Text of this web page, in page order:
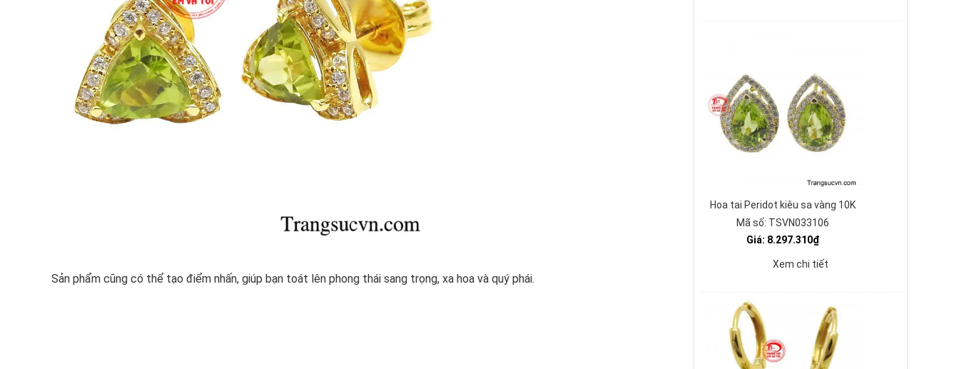
Sản phẩm cũng có thể tạo điểm nhấn, giúp bạn toát lên phong thái sang trọng, xa hoa và quý phái.
Hoa tai Peridot kiêu sa vàng 10K
Mã số: TSVN033106
Giá: 8.297.310₫
Xem chi tiết